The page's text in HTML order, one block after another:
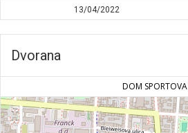
13/04/2022
Dvorana
DOM SPORTOVA